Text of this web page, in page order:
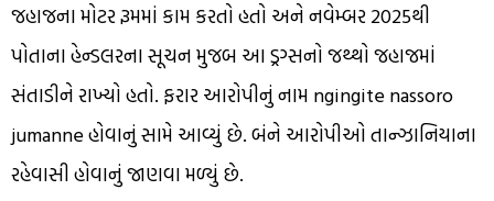
જહાજના મોટર રૂમમાં કામ કરતો હતો અને નવેમ્બર 2025થી
પોતાના હેન્ડલરના સૂચન મુજબ આ ડ્રગ્સનો જથ્થો જહાજમાં
સંતાડીને રાખ્યો હતો. ફરાર આરોપીનું નામ ngingite nassoro
jumanne હોવાનું સામે આવ્યું છે. બંને આરોપીઓ તાન્ઝાનિયાના
રહેવાસી હોવાનું જાણવા મળ્યું છે.